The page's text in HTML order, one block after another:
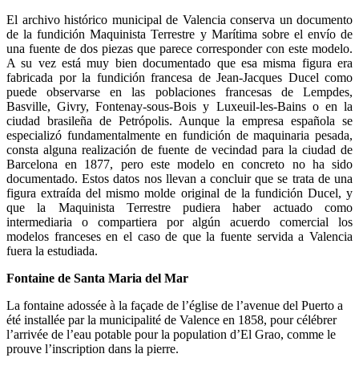
El archivo histórico municipal de Valencia conserva un documento
de la fundición Maquinista Terrestre y Marítima sobre el envío de
una fuente de dos piezas que parece corresponder con este modelo.
A su vez está muy bien documentado que esa misma figura era
fabricada por la fundición francesa de Jean-Jacques Ducel como
puede observarse en las poblaciones francesas de Lempdes,
Basville, Givry, Fontenay-sous-Bois y Luxeuil-les-Bains o en la
ciudad brasileña de Petrópolis. Aunque la empresa española se
especializó fundamentalmente en fundición de maquinaria pesada,
consta alguna realización de fuente de vecindad para la ciudad de
Barcelona en 1877, pero este modelo en concreto no ha sido
documentado. Estos datos nos llevan a concluir que se trata de una
figura extraída del mismo molde original de la fundición Ducel, y
que la Maquinista Terrestre pudiera haber actuado como
intermediaria o compartiera por algún acuerdo comercial los
modelos franceses en el caso de que la fuente servida a Valencia
fuera la estudiada.
Fontaine de Santa Maria del Mar
La fontaine adossée à la façade de l’église de l’avenue del Puerto a
été installée par la municipalité de Valence en 1858, pour célébrer
l’arrivée de l’eau potable pour la population d’El Grao, comme le
prouve l’inscription dans la pierre.